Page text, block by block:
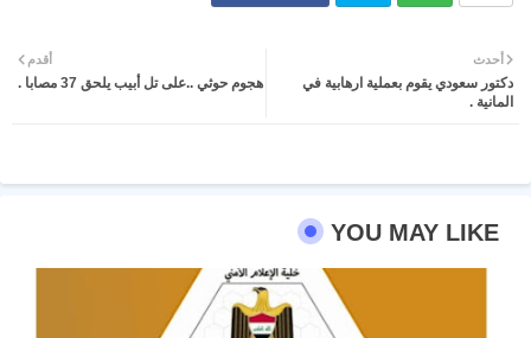
ter atsa
أحدث
دكتور سعودي يقوم بعملية ارهابية في
المانية .
أقدم
هجوم حوثي ..على تل أبيب يلحق 37 مصابا .
YOU MAY LIKE